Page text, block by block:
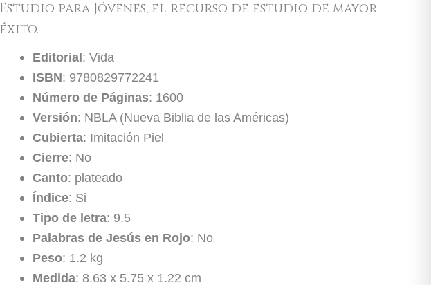
Estudio para Jóvenes, el recurso de estudio de mayor
éxito.
Editorial: Vida
ISBN: 9780829772241
Número de Páginas: 1600
Versión: NBLA (Nueva Biblia de las Américas)
Cubierta: Imitación Piel
Cierre: No
Canto: plateado
Índice: Si
Tipo de letra: 9.5
Palabras de Jesús en Rojo: No
Peso: 1.2 kg
Medida: 8.63 x 5.75 x 1.22 cm